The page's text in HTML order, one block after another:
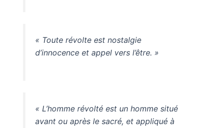
« Toute révolte est nostalgie
d’innocence et appel vers l’être. »
« L’homme révolté est un homme situé
avant ou après le sacré, et appliqué à